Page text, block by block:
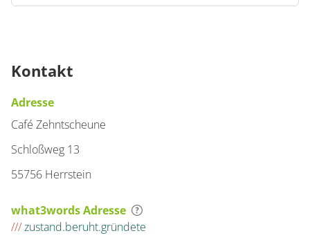
Kontakt
Adresse
Café Zehntscheune
Schloßweg 13
55756 Herrstein
what3words Adresse
///zustand.beruht.gründete